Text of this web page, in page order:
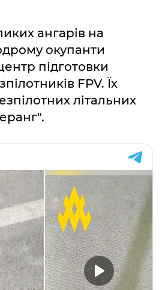
ангарів на
окупанти
підготовки
FPV. Їх
літальних